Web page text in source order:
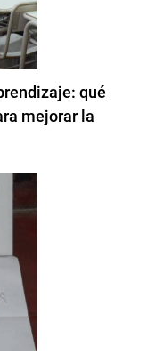
qué
mejorar la